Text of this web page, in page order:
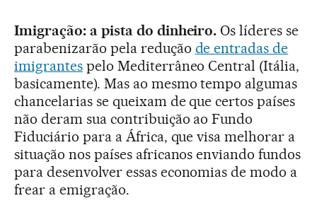
Imigração: a pista do dinheiro. Os líderes se
parabenizarão pela redução de entradas de
imigrantespelo Mediterrâneo Central (Itália,
basicamente). Mas ao mesmo tempo algumas
chancelarias se queixam de que certos países
não deram sua contribuição ao Fundo
Fiduciário para a África, que visa melhorar a
situação nos países africanos enviando fundos
para desenvolver essas economias de modo a
frear a emigração.